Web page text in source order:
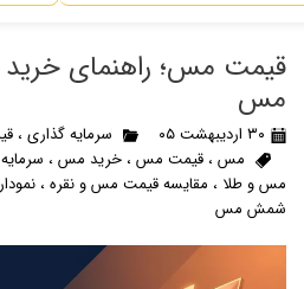
قیمت مس؛ راهنمای خرید
مس
۳۰ اردیبهشت ۰۵ سرمایه گذاری،
مس، قیمت مس، خرید مس،
مس و طلا ، مقایسه قیمت مس و نقره،
شمش مس